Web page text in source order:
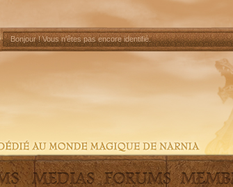
Bonjour !Vous n'êtes pas encore identifié.